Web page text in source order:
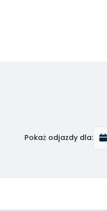
Pokaż odjazdy dla: